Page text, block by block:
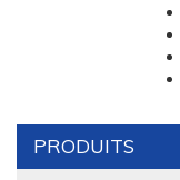
PRODUITS